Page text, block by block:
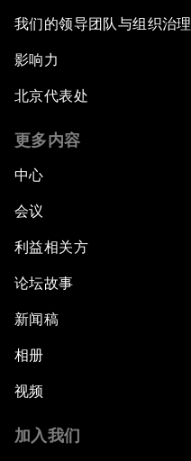
我们的领导团队与组织治理
影响力
北京代表处
更多内容
中心
会议
利益相关方
论坛故事
新闻稿
相册
视频
加入我们